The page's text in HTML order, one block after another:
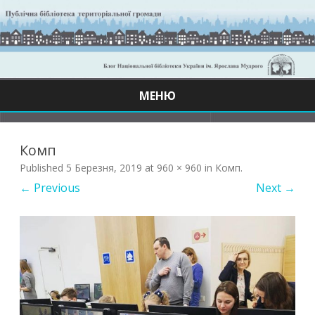
МЕНЮ
Комп
Published 5 Березня, 2019 at 960 × 960 in Комп.
← Previous Next →